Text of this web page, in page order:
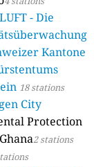
- Die
Kantone
18 stations
City
Protection
2 stations